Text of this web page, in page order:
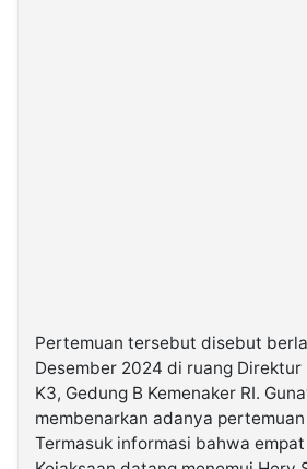
Pertemuan tersebut disebut
Desember 2024 di ruang Direktur
K3, Gedung B Kemenaker RI.
membenarkan adanya
Termasuk informasi bahwa